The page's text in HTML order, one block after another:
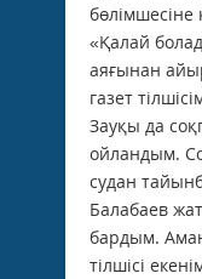
бөлімшесіне
«Қалай
аяғынан
газет
Зауқы да
ойландым.
судан
Балабаев
бардым.
тілшісі